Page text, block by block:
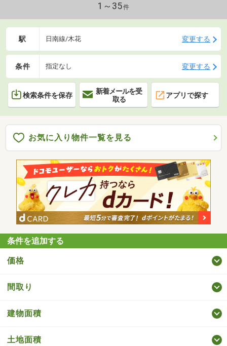
1～35件
駅 日南線/木花 変更する
条件 指定なし 変更する
検索条件を保存
新着メールを受
取る
アプリで探す
お気に入り物件一覧を見る
条件を追加する
価格
間取り
建物面積
土地面積